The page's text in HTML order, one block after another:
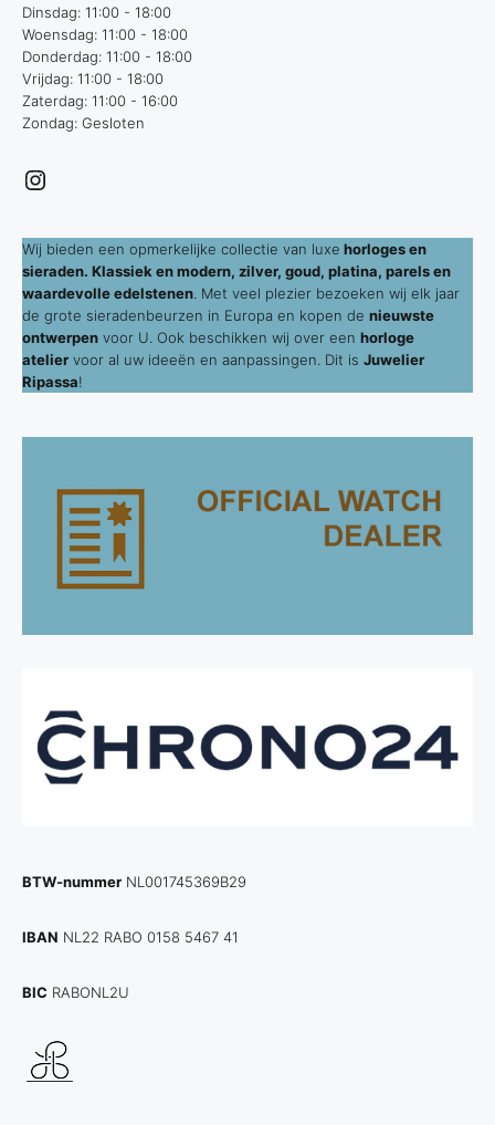
Dinsdag: 11:00 - 18:00
Woensdag: 11:00 - 18:00
Donderdag: 11:00 - 18:00
Vrijdag: 11:00 - 18:00
Zaterdag: 11:00 - 16:00
Zondag: Gesloten
Instagram
Wij bieden een opmerkelijke collectie van luxe horloges en
sieraden. Klassiek en modern, zilver, goud, platina, parels en
waardevolle edelstenen . Met veel plezier bezoeken wij elk jaar
de grote sieradenbeurzen in Europa en kopen de nieuwste
ontwerpen voor U. Ook beschikken wij over een horloge
atelier voor al uw ideeën en aanpassingen. Dit is Juwelier
Ripassa!
BTW-nummer NL001745369B29
IBAN NL22 RABO 0158 5467 41
BIC RABONL2U